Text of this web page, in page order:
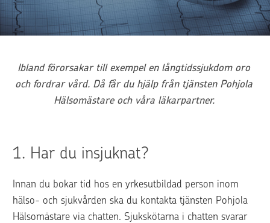
Ibland förorsakar till exempel en långtidssjukdom oro
och fordrar vård. Då får du hjälp från tjänsten Pohjola
Hälsomästare och våra läkarpartner.
1. Har du insjuknat?
Innan du bokar tid hos en yrkesutbildad person inom
hälso- och sjukvården ska du kontakta tjänsten Pohjola
Hälsomästare via chatten. Sjukskötarna i chatten svarar